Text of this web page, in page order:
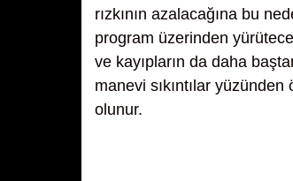
rızkının azalacağına bu
program üzerinden
ve kayıpların da daha
manevi sıkıntılar
olunur.